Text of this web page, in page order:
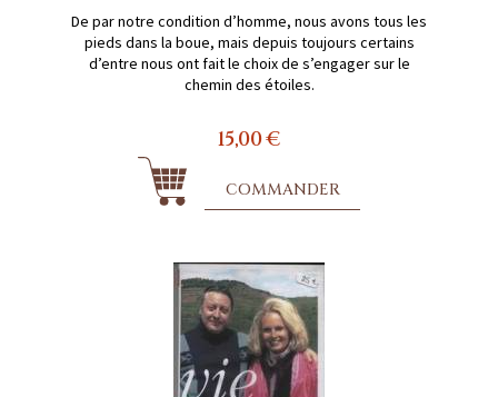
De par notre condition d’homme, nous avons tous les
pieds dans la boue, mais depuis toujours certains
d’entre nous ont fait le choix de s’engager sur le
chemin des étoiles.
15,00 €
COMMANDER